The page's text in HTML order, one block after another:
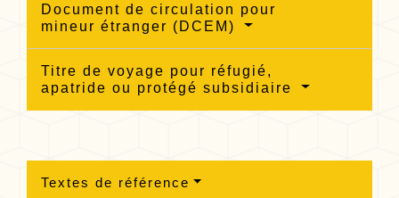
Document de circulation pour
mineur étranger (DCEM)
Titre de voyage pour réfugié,
apatride ou protégé subsidiaire
Textes de référence